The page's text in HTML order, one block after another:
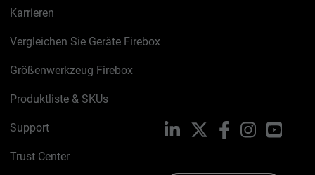
Karrieren
Vergleichen Sie Geräte Firebox
Größenwerkzeug Firebox
Produktliste & SKUs
Support
Trust Center
LinkedIn FacebookInstagram